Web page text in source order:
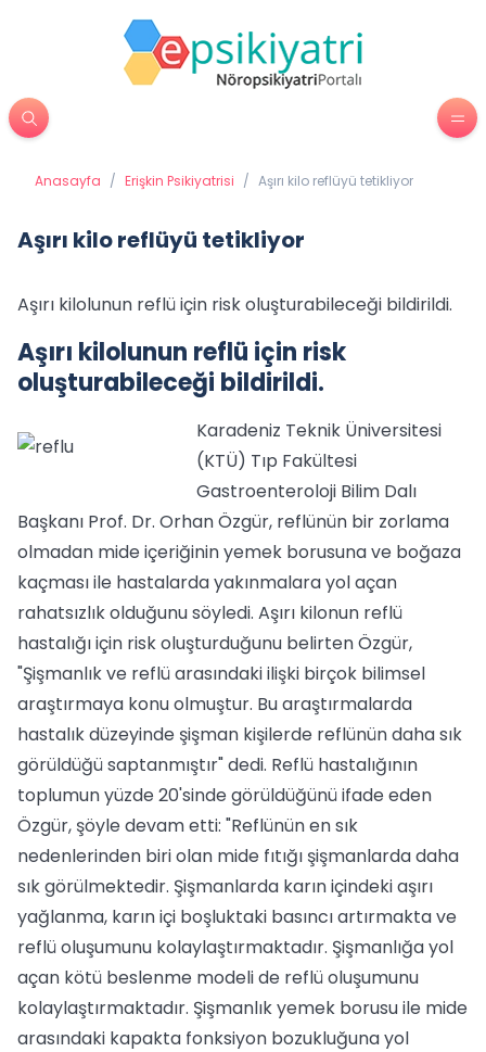
Anasayfa / Erişkin Psikiyatrisi / Aşırı kilo reflüyü tetikliyor
Aşırı kilo reflüyü tetikliyor
Aşırı kilolunun reflü için risk oluşturabileceği bildirildi.
Aşırı kilolunun reflü için risk
oluşturabileceği bildirildi.
Karadeniz Teknik Üniversitesi
(KTÜ) Tıp Fakültesi
Gastroenteroloji Bilim Dalı
Başkanı Prof. Dr. Orhan Özgür, reflünün bir zorlama
olmadan mide içeriğinin yemek borusuna ve boğaza
kaçması ile hastalarda yakınmalara yol açan
rahatsızlık olduğunu söyledi. Aşırı kilonun reflü
hastalığı için risk oluşturduğunu belirten Özgür,
"Şişmanlık ve reflü arasındaki ilişki birçok bilimsel
araştırmaya konu olmuştur. Bu araştırmalarda
hastalık düzeyinde şişman kişilerde reflünün daha sık
görüldüğü saptanmıştır" dedi. Reflü hastalığının
toplumun yüzde 20'sinde görüldüğünü ifade eden
Özgür, şöyle devam etti: "Reflünün en sık
nedenlerinden biri olan mide fıtığı şişmanlarda daha
sık görülmektedir. Şişmanlarda karın içindeki aşırı
yağlanma, karın içi boşluktaki basıncı artırmakta ve
reflü oluşumunu kolaylaştırmaktadır. Şişmanlığa yol
açan kötü beslenme modeli de reflü oluşumunu
kolaylaştırmaktadır. Şişmanlık yemek borusu ile mide
arasındaki kapakta fonksiyon bozukluğuna yol